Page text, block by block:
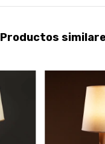
Productos